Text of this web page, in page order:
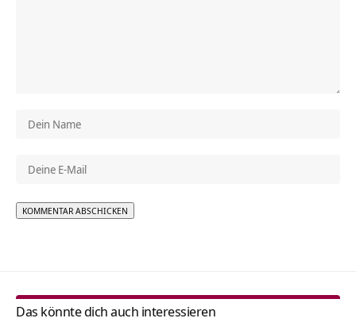
Das könnte dich auch interessieren